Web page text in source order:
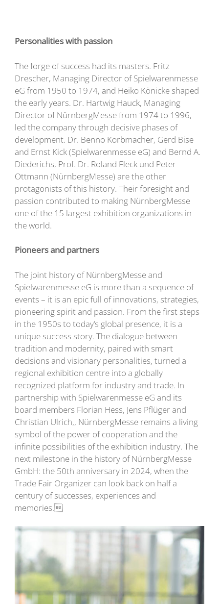
Personalities with passion
The forge of success had its masters. Fritz
Drescher, Managing Director of Spielwarenmesse
eG from 1950 to 1974, and Heiko Könicke shaped
the early years. Dr. Hartwig Hauck, Managing
Director of NürnbergMesse from 1974 to 1996,
led the company through decisive phases of
development. Dr. Benno Korbmacher, Gerd Bise
and Ernst Kick (Spielwarenmesse eG) and Bernd A.
Diederichs, Prof. Dr. Roland Fleck und Peter
Ottmann (NürnbergMesse) are the other
protagonists of this history. Their foresight and
passion contributed to making NürnbergMesse
one of the 15 largest exhibition organizations in
the world.
Pioneers and partners
The joint history of NürnbergMesse and
Spielwarenmesse eG is more than a sequence of
events – it is an epic full of innovations, strategies,
pioneering spirit and passion. From the first steps
in the 1950s to today‘s global presence, it is a
unique success story. The dialogue between
tradition and modernity, paired with smart
decisions and visionary personalities, turned a
regional exhibition centre into a globally
recognized platform for industry and trade. In
partnership with Spielwarenmesse eG and its
board members Florian Hess, Jens Pflüger and
Christian Ulrich,, NürnbergMesse remains a living
symbol of the power of cooperation and the
infinite possibilities of the exhibition industry. The
next milestone in the history of NürnbergMesse
GmbH: the 50th anniversary in 2024, when the
Trade Fair Organizer can look back on half a
century of successes, experiences and
memories.